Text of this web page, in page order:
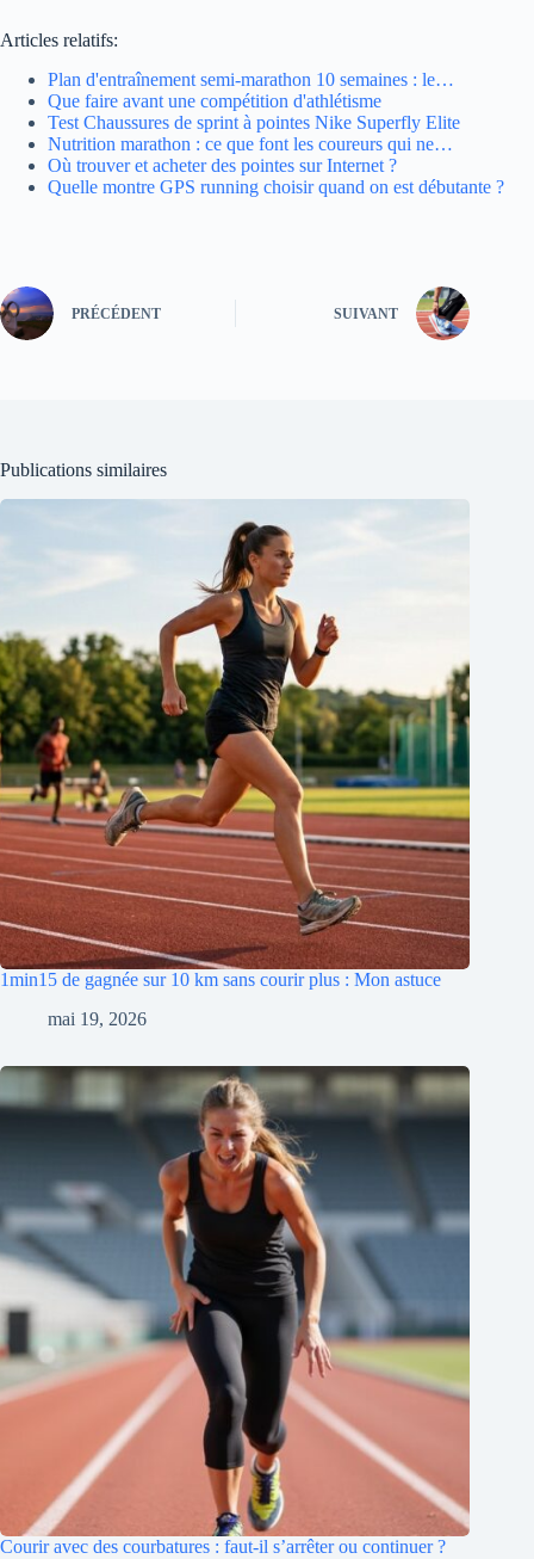
Articles relatifs:
Plan d'entraînement semi-marathon 10 semaines : le…
Que faire avant une compétition d'athlétisme
Test Chaussures de sprint à pointes Nike Superfly Elite
Nutrition marathon : ce que font les coureurs qui ne…
Où trouver et acheter des pointes sur Internet ?
Quelle montre GPS running choisir quand on est débutante ?
PRÉCÉDENT SUIVANT
Publications similaires
1min15 de gagnée sur 10 km sans courir plus : Mon astuce
mai 19, 2026
Courir avec des courbatures : faut-il s’arrêter ou continuer ?